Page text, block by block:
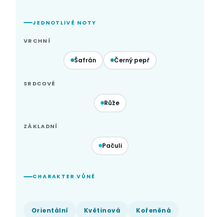
JEDNOTLIVÉ NOTY
VRCHNÍ
Šafrán Černý pepř
SRDCOVÉ
Růže
ZÁKLADNÍ
Pačuli
CHARAKTER VŮNĚ
Orientální Květinová Kořeněná